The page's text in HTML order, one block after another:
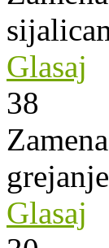
Glasaj
38
Glasaj